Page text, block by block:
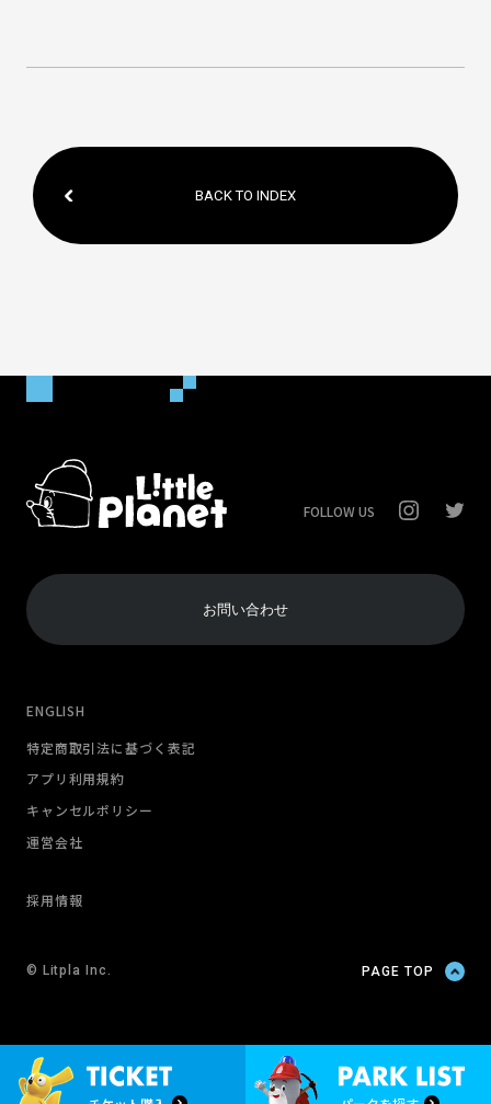
BACK TO INDEX
FOLLOW US
お問い合わせ
ENGLISH
特定商取引法に基づく表記
アプリ利用規約
キャンセルポリシー
運営会社
採用情報
© Litpla Inc. PAGE TOP